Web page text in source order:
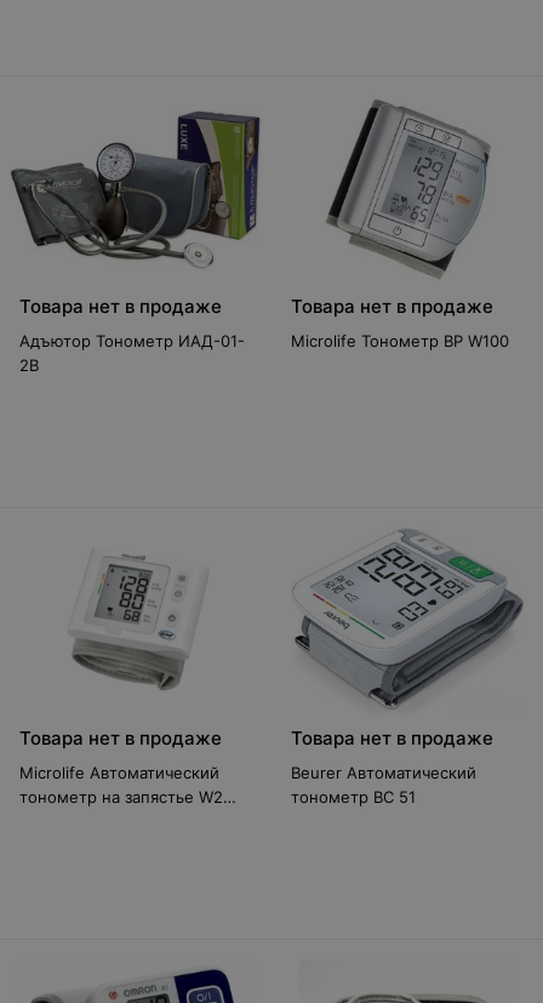
Товара нет в продаже
Адъютор Тонометр ИАД-01-
2В
Товара нет в продаже
Microlife Тонометр BP W100
Товара нет в продаже
Microlife Автоматический
тонометр на запястье W2
Товара нет в продаже
Beurer Автоматический
тонометр BC 51